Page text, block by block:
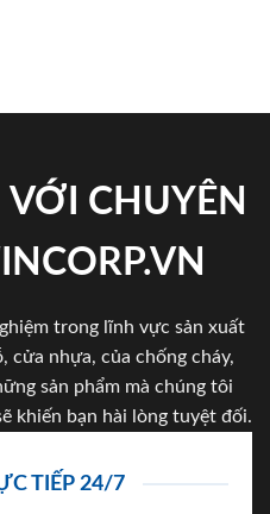
CHUYÊN
trong lĩnh vực sản xuất
cửa nhựa, của chống cháy,
sản phẩm mà chúng tôi
khiến bạn hài lòng tuyệt đối.
TIẾP 24/7